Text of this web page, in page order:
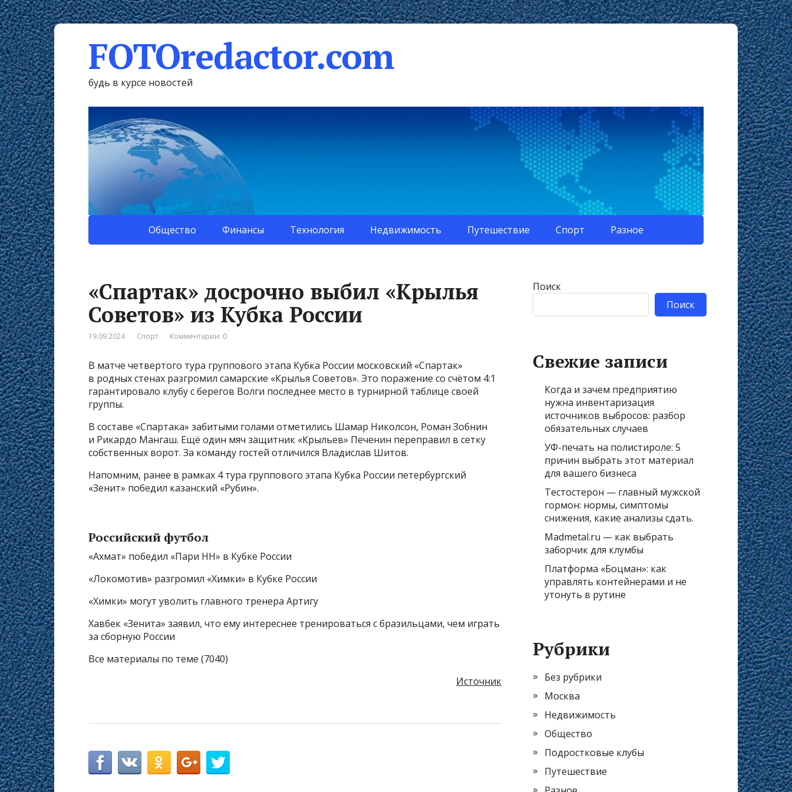
FOTOredactor.com
будь в курсе новостей
Общество Финансы Технология Недвижимость Путешествие Спорт Разное
«Спартак» досрочно выбил «Крылья
Советов» из Кубка России
19.09.2024 Спорт Комментарии: 0
В матче четвертого тура группового этапа Кубка России московский «Спартак»
в родных стенах разгромил самарские «Крылья Советов». Это поражение со счётом 4:1
гарантировало клубу с берегов Волги последнее место в турнирной таблице своей
группы.
В составе «Спартака» забитыми голами отметились Шамар Николсон, Роман Зобнин
и Рикардо Мангаш. Ещё один мяч защитник «Крыльев» Печенин переправил в сетку
собственных ворот. За команду гостей отличился Владислав Шитов.
Напомним, ранее в рамках 4 тура группового этапа Кубка России петербургский
«Зенит» победил казанский «Рубин».
Российский футбол
«Ахмат» победил «Пари НН» в Кубке России
«Локомотив» разгромил «Химки» в Кубке России
«Химки» могут уволить главного тренера Артигу
Хавбек «Зенита» заявил, что ему интереснее тренироваться с бразильцами, чем играть
за сборную России
Все материалы по теме (7040)
Источник
Поиск
Поиск
Свежие записи
Когда и зачем предприятию
нужна инвентаризация
источников выбросов: разбор
обязательных случаев
УФ-печать на полистироле: 5
причин выбрать этот материал
для вашего бизнеса
Тестостерон — главный мужской
гормон: нормы, симптомы
снижения, какие анализы сдать.
Madmetal.ru — как выбрать
заборчик для клумбы
Платформа «Боцман»: как
управлять контейнерами и не
утонуть в рутине
Рубрики
Без рубрики
Москва
Недвижимость
Общество
Подростковые клубы
Путешествие